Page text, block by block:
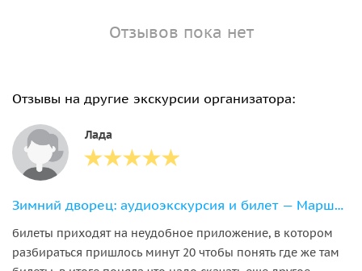
Отзывов пока нет
Отзывы на другие экскурсии организатора:
Лада
Зимний дворец: аудиоэкскурсия и билет — Маршрут 1
билеты приходят на неудобное приложение, в котором
разбираться пришлось минут 20 чтобы понять где же там